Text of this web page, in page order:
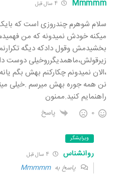
Mmmmm 4 سال قبل
سلام شوهرم چندروزی است که
میکنه خودش نمیدونه که من فهمیدم
بخشیدمش وقول دادکه دیگه
زیرقولش،ماهمدیگرروخیلی دوست
،الان نمیدونم چکارکنم بهش بگم
نن همه جوره بهش میرسم .خیلی
راهنمایم کنید.ممنون
0 پاسخ
ویرایشگر
روانشناس 4 سال قبل
پاسخ بهMmmmm